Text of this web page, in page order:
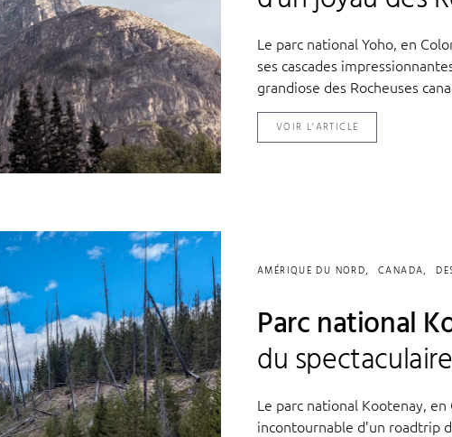
Le parc national Yoho, en
ses cascades
grandiose des Rocheuses
VOIR L'ARTICLE
AMÉRIQUE DU NORD CANADA
Parc national
du
Le parc national Kootenay,
incontournable d’un roadtrip